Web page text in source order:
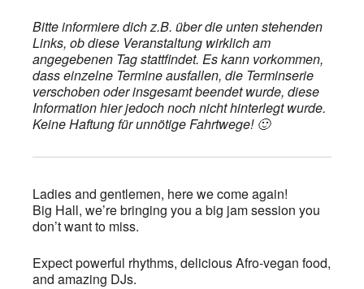
Bitte informiere dich z.B. über die unten stehenden
Links, ob diese Veranstaltung wirklich am
angegebenen Tag stattfindet. Es kann vorkommen,
dass einzelne Termine ausfallen, die Terminserie
verschoben oder insgesamt beendet wurde, diese
Information hier jedoch noch nicht hinterlegt wurde.
Keine Haftung für unnötige Fahrtwege! 🙂
Ladies and gentlemen, here we come again!
Big Hall, we’re bringing you a big jam session you
don’t want to miss.
Expect powerful rhythms, delicious Afro-vegan food,
and amazing DJs.